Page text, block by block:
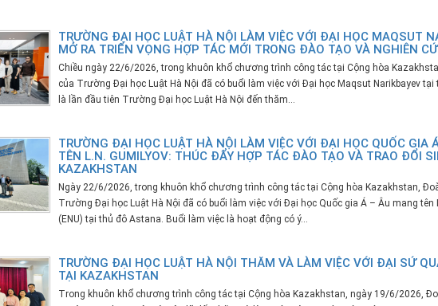
TRƯỜNG ĐẠI HỌC LUẬT HÀ NỘI LÀM VIỆC VỚI ĐẠI HỌC MAQSUT
MỞ RA TRIỂN VỌNG HỢP TÁC MỚI TRONG ĐÀO TẠO VÀ NGHIÊN
Chiều ngày 22/6/2026, trong khuôn khổ chương trình công tác tại Cộng hòa
của Trường Đại học Luật Hà Nội đã có buổi làm việc với Đại học Maqsut Narikbayev
là lần đầu tiên Trường Đại học Luật Hà Nội đến thăm...
TRƯỜNG ĐẠI HỌC LUẬT HÀ NỘI LÀM VIỆC VỚI ĐẠI HỌC QUỐC GIA
TÊN L.N. GUMILYOV: THÚC ĐẨY HỢP TÁC ĐÀO TẠO VÀ TRAO ĐỔI
KAZAKHSTAN
Ngày 22/6/2026, trong khuôn khổ chương trình công tác tại Cộng hòa Kazakhstan,
Trường Đại học Luật Hà Nội đã có buổi làm việc với Đại học Quốc gia Á – Âu mang tên
(ENU) tại thủ đô Astana. Buổi làm việc là hoạt động có ý...
TRƯỜNG ĐẠI HỌC LUẬT HÀ NỘI THĂM VÀ LÀM VIỆC VỚI ĐẠI SỨ
TẠI KAZAKHSTAN
Trong khuôn khổ chương trình công tác tại Cộng hòa Kazakhstan, ngày 19/6/2026,